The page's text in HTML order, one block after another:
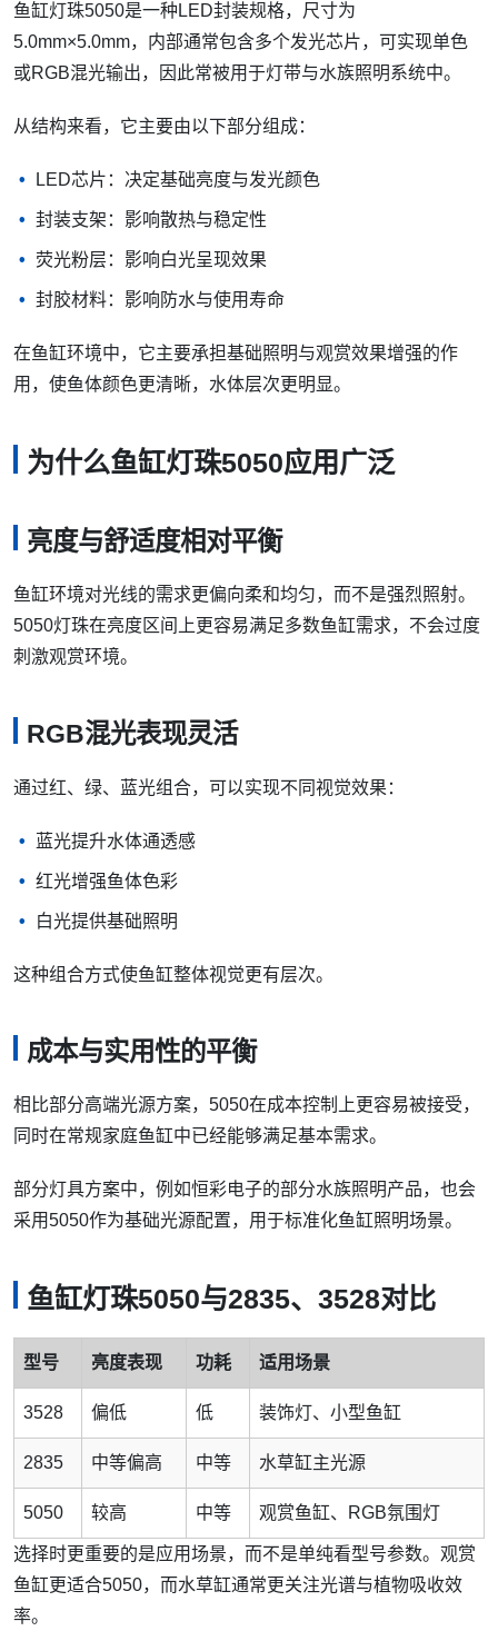
鱼缸灯珠5050是一种LED封装规格，尺寸为
5.0mm×5.0mm，内部通常包含多个发光芯片，可实现单色
或RGB混光输出，因此常被用于灯带与水族照明系统中。
从结构来看，它主要由以下部分组成：
LED芯片：决定基础亮度与发光颜色
封装支架：影响散热与稳定性
荧光粉层：影响白光呈现效果
封胶材料：影响防水与使用寿命
在鱼缸环境中，它主要承担基础照明与观赏效果增强的作
用，使鱼体颜色更清晰，水体层次更明显。
为什么鱼缸灯珠5050应用广泛
亮度与舒适度相对平衡
鱼缸环境对光线的需求更偏向柔和均匀，而不是强烈照射。
5050灯珠在亮度区间上更容易满足多数鱼缸需求，不会过度
刺激观赏环境。
RGB混光表现灵活
通过红、绿、蓝光组合，可以实现不同视觉效果：
蓝光提升水体通透感
红光增强鱼体色彩
白光提供基础照明
这种组合方式使鱼缸整体视觉更有层次。
成本与实用性的平衡
相比部分高端光源方案，5050在成本控制上更容易被接受，
同时在常规家庭鱼缸中已经能够满足基本需求。
部分灯具方案中，例如恒彩电子的部分水族照明产品，也会
采用5050作为基础光源配置，用于标准化鱼缸照明场景。
鱼缸灯珠5050与2835、3528对比
型号 亮度表现 功耗 适用场景
3528 偏低 低 装饰灯、小型鱼缸
2835 中等偏高 中等 水草缸主光源
5050 较高 中等 观赏鱼缸、RGB氛围灯
选择时更重要的是应用场景，而不是单纯看型号参数。观赏
鱼缸更适合5050，而水草缸通常更关注光谱与植物吸收效
率。